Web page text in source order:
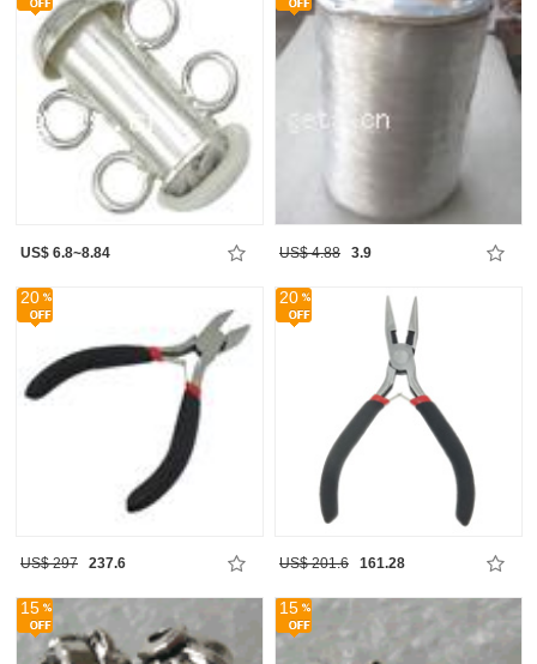
US$ 6.8~8.84 US$ 4.88 3.9
20
US$ 297 237.6
20
US$ 201.6 161.28
15 15